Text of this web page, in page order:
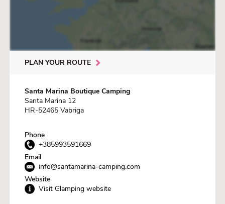
PLAN YOUR ROUTE
Santa Marina Boutique Camping
Santa Marina 12
HR-52465 Vabriga
Phone
+385993591669
Email
info@santamarina-camping.com
Website
Visit Glamping website